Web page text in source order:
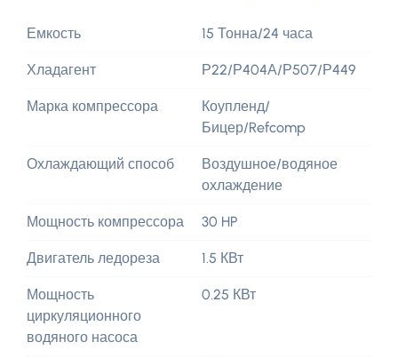
Емкость 15 Тонна/24 часа
Хладагент Р22/Р404А/Р507/Р449
Марка компрессора
Коупленд/
Бицер/Refcomp
Охлаждающий способ
Воздушное/водяное
охлаждение
Мощность компрессора 30 HP
Двигатель ледореза 1.5 КВт
Мощность
циркуляционного
водяного насоса
0.25 КВт